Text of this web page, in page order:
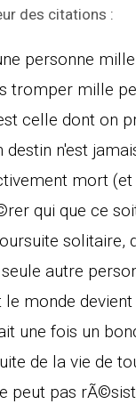
des citations :
personne
tromper mille
celle dont on
destin n'est
mort
qui que ce
solitaire,
autre
monde
une fois un
de la vie de
peut pas